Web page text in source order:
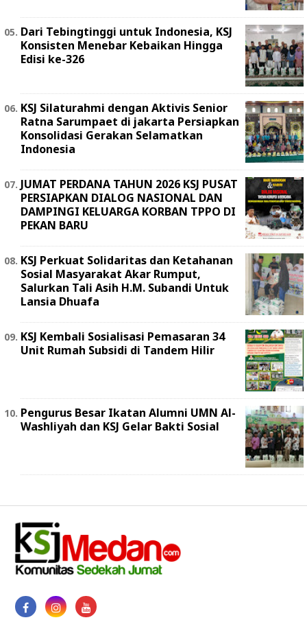
Dari Tebingtinggi untuk Indonesia, KSJ
Konsisten Menebar Kebaikan Hingga
Edisi ke-326
KSJ Silaturahmi dengan Aktivis Senior
Ratna Sarumpaet di jakarta Persiapkan
Konsolidasi Gerakan Selamatkan
Indonesia
JUMAT PERDANA TAHUN 2026 KSJ PUSAT
PERSIAPKAN DIALOG NASIONAL DAN
DAMPINGI KELUARGA KORBAN TPPO DI
PEKAN BARU
KSJ Perkuat Solidaritas dan Ketahanan
Sosial Masyarakat Akar Rumput,
Salurkan Tali Asih H.M. Subandi Untuk
Lansia Dhuafa
KSJ Kembali Sosialisasi Pemasaran 34
Unit Rumah Subsidi di Tandem Hilir
Pengurus Besar Ikatan Alumni UMN Al-
Washliyah dan KSJ Gelar Bakti Sosial